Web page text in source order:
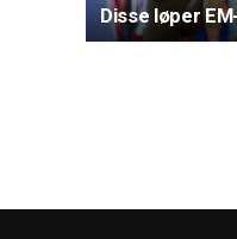
Disse løper